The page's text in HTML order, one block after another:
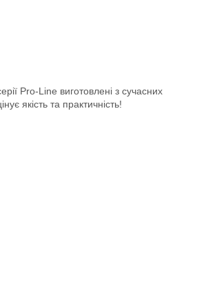
Pro-Line виготовлені з сучасних
якість та практичність!